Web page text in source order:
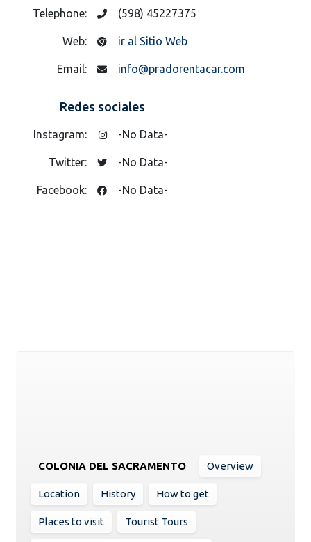
Telephone: (598) 45227375
Web: ir al Sitio Web
Email: info@pradorentacar.com
Redes sociales
Instagram: -No Data-
Twitter: -No Data-
Facebook: -No Data-
COLONIA DEL SACRAMENTO Overview
Location History How to get
Places to visit Tourist Tours